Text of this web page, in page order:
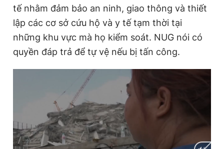
0906 645 777 0908 780 404
Quảng cáo Tòa soạn
Tổng biên tập: Nguyễn Ngọc Toàn
Phó tổng biên tập thường trực: Hải Thành
Phó tổng biên tập: Lâm Hiếu Dũng
Phó tổng biên tập: Trần Việt Hưng
Tổng thư ký tòa soạn: Đức Trung
tế nhằm đảm bảo an ninh, giao thông và thiết
lập các cơ sở cứu hộ và y tế tạm thời tại
những khu vực mà họ kiểm soát. NUG nói có
quyền đáp trả để tự vệ nếu bị tấn công.